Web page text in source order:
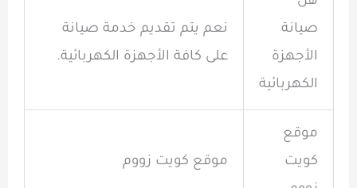
صيانة
الأجهزة
الكهربائية
نعم يتم تقديم خدمة صيانة
على كافة الأجهزة الكهربائية.
موقع
كويت
موقع كويت زووم